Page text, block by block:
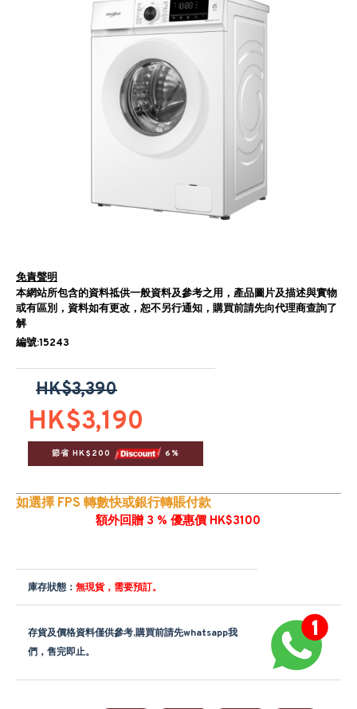
免責聲明
本網站所包含的資料祗供一般資料及參考之用，產品圖片及描述與實物
或有區別，資料如有更改，恕不另行通知，購買前請先向代理商查詢了
解
編號:15243
HK$3,190
HK$3,390
節省 HK$200 6%
如選擇 FPS 轉數快或銀行轉賬付款
額外回贈 3 % 優惠價 HK$3100
庫存狀態： 無現貨，需要預訂。
存貨及價格資料僅供參考,購買前請先whatsapp我
們，售完即止。